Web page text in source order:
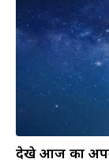
देखे आज का